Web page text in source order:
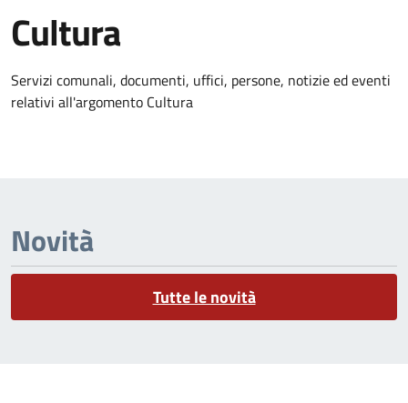
Cultura
Dettagli dell'argomento
Servizi comunali, documenti, uffici, persone, notizie ed eventi
relativi all'argomento Cultura
Novità
Tutte le novità